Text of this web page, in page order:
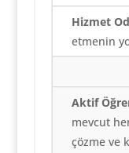
Hizmet
etmenin
Aktif
mevcut
çözme ve